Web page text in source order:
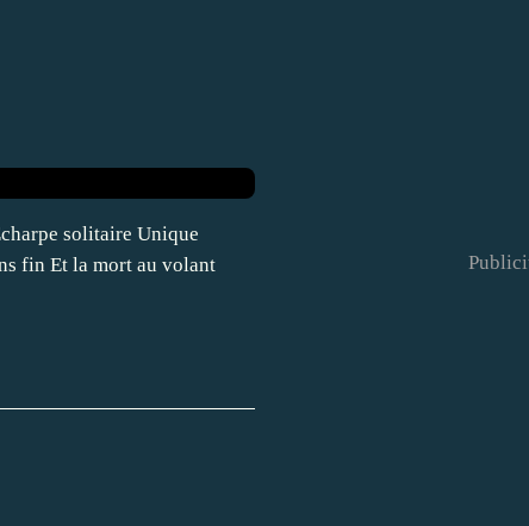
solitaire Unique
fin Et la mort au volant